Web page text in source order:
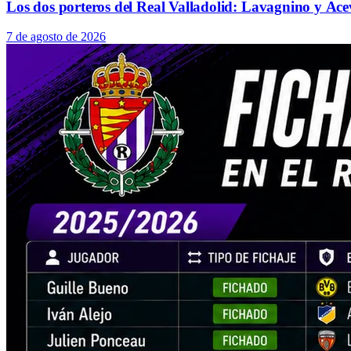
Los dos porteros del Real Valladolid: Lavagnino y
7 de agosto de 2026